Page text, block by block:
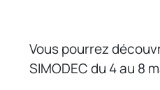
Vous pourrez
SIMODEC du 4 au 8